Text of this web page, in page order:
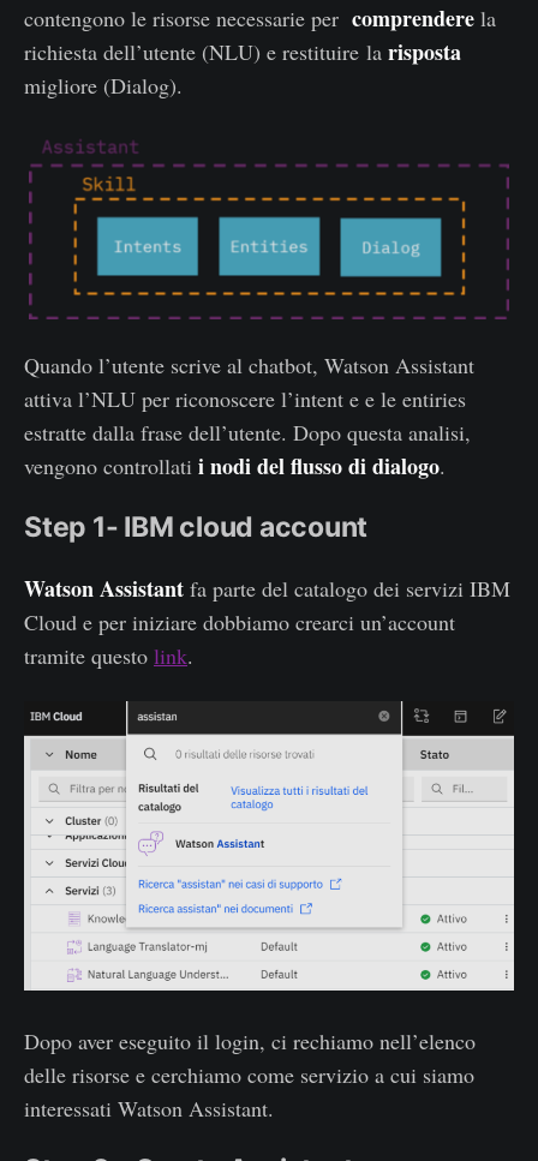
contengono le risorse necessarie per comprendere la
richiesta dell’utente (NLU) e restituire la risposta
migliore (Dialog).
Quando l’utente scrive al chatbot, Watson Assistant
attiva l’NLU per riconoscere l’intent e e le entiries
estratte dalla frase dell’utente. Dopo questa analisi,
vengono controllati i nodi del flusso di dialogo.
Step 1- IBM cloud account
Watson Assistant fa parte del catalogo dei servizi IBM
Cloud e per iniziare dobbiamo crearci un’account
tramite questo link.
Dopo aver eseguito il login, ci rechiamo nell’elenco
delle risorse e cerchiamo come servizio a cui siamo
interessati Watson Assistant.